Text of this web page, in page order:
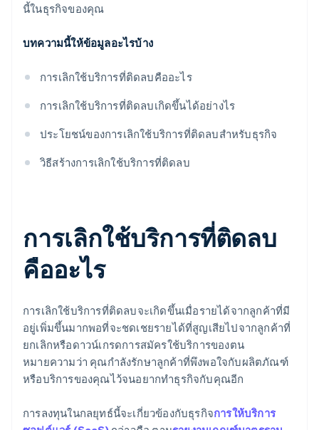
นี้ในธุรกิจของคุณ
บทความนี้ให้ข้อมูลอะไรบ้าง
การเลิกใช้บริการที่ติดลบคืออะไร
การเลิกใช้บริการที่ติดลบเกิดขึ้นได้อย่างไร
ประโยชน์ของการเลิกใช้บริการที่ติดลบสําหรับธุรกิจ
วิธีสร้างการเลิกใช้บริการที่ติดลบ
การเลิกใช้บริการที่ติดลบ
คืออะไร
การเลิกใช้บริการที่ติดลบจะเกิดขึ้นเมื่อรายได้จากลูกค้าที่มี
อยู่เพิ่มขึ้นมากพอที่จะชดเชยรายได้ที่สูญเสียไปจากลูกค้าที่
ยกเลิกหรือดาวน์เกรดการสมัครใช้บริการของตน
หมายความว่า คุณกำลังรักษาลูกค้าที่พึงพอใจกับผลิตภัณฑ์
หรือบริการของคุณไว้จนอยากทำธุรกิจกับคุณอีก
การลงทุนในกลยุทธ์นี้จะเกี่ยวข้องกับธุรกิจการให้บริการ